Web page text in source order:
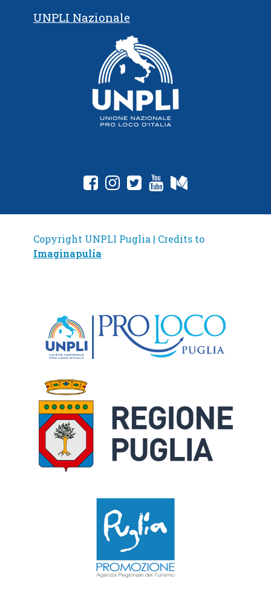
UNPLI Nazionale
fab fa-facebook-square
fab fa-instagram
fab fa-twitter-square
fab fa-youtube
Copyright UNPLI Puglia | Credits to
Imaginapulia